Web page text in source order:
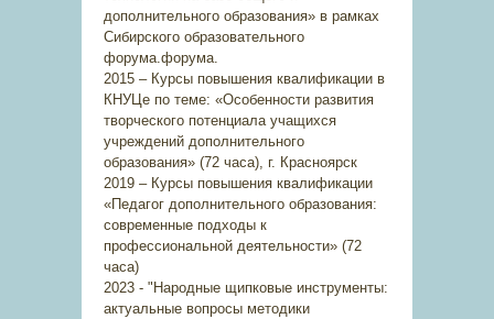
дополнительного образования» в рамках
Сибирского образовательного
форума.форума.
2015 – Курсы повышения квалификации в
КНУЦе по теме: «Особенности развития
творческого потенциала учащихся
учреждений дополнительного
образования» (72 часа), г. Красноярск
2019 – Курсы повышения квалификации
«Педагог дополнительного образования:
современные подходы к
профессиональной деятельности» (72
часа)
2023 - "Народные щипковые инструменты:
актуальные вопросы методики